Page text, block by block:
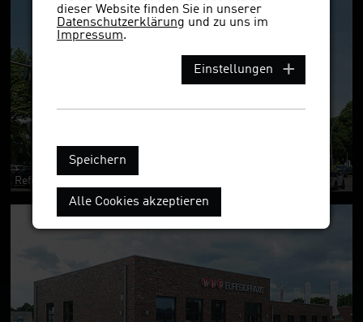
Referenzobjekt 928kws
dieser Website finden Sie in unserer
Datenschutzerklärung und zu uns im
Impressum.
Einstellungen
Speichern
Alle Cookies akzeptieren